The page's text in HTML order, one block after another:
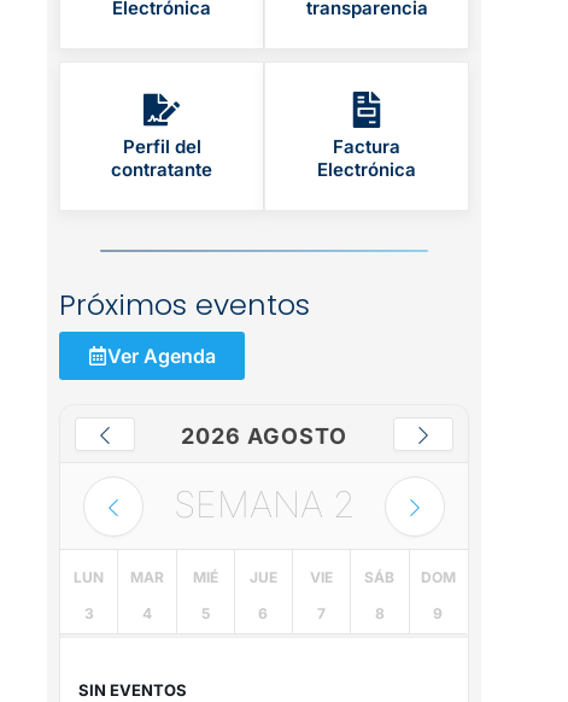
Electrónica
transparencia
Perfil del
contratante
Factura
Electrónica
Próximos eventos
Ver Agenda
2026 AGOSTO
SEMANA 2
LUN
3
MAR
4
MIÉ
5
JUE
6
VIE
7
SÁB
8
DOM
9
SIN EVENTOS